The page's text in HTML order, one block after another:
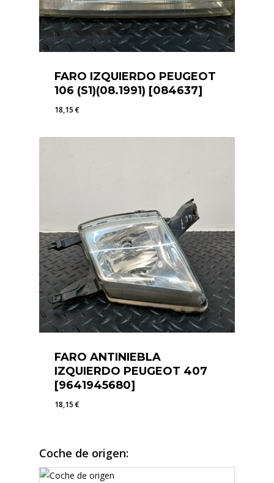
FARO IZQUIERDO PEUGEOT
106 (S1)(08.1991) [084637]
18,15€
FARO ANTINIEBLA
IZQUIERDO PEUGEOT 407
[9641945680]
18,15€
Coche de origen: